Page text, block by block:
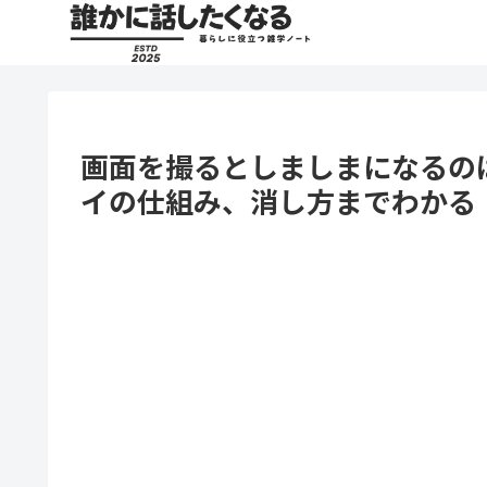
画面を撮るとしましまになる
イの仕組み、消し方までわかる